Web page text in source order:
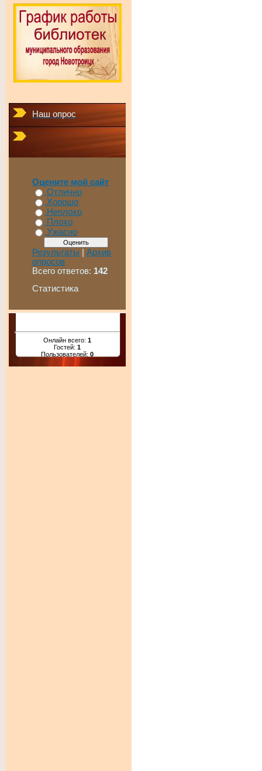
Наш опрос
Оцените мой сайт
Отлично
Хорошо
Неплохо
Плохо
Ужасно
Результаты | Архив
опросов
Всего ответов: 142
Статистика
Онлайн всего: 1
Гостей: 1
Пользователей: 0